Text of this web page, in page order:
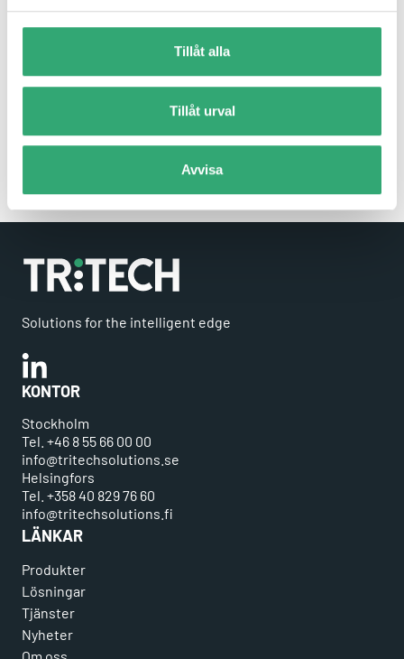
Tillåt alla
Tillåt urval
Avvisa
The DS-MPE-CAN2L is a rugged, low cost dual port CAN
Read more
Solutions for the intelligent edge
Linkedin
KONTOR
Stockholm
Tel. +46 8 55 66 00 00
info@tritechsolutions.se
Helsingfors
Tel. +358 40 829 76 60
info@tritechsolutions.fi
LÄNKAR
Produkter
Lösningar
Tjänster
Nyheter